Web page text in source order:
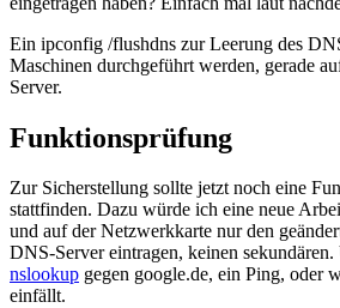
Ein ipconfig /flushdns zur Leerung des
Maschinen durchgeführt werden, gerade
Server.
Funktionsprüfung
Zur Sicherstellung sollte jetzt noch eine
stattfinden. Dazu würde ich eine neue
und auf der Netzwerkkarte nur den
DNS-Server eintragen, keinen
nslookup gegen google.de, ein Ping, oder
einfällt.